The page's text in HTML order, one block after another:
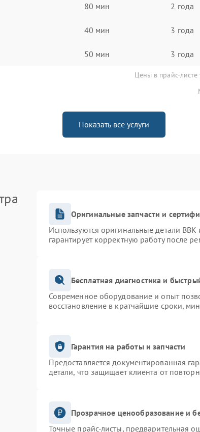
80 мин 2 года
40 мин 3 года
50 мин 3 года
Цены в прайс-листе
Показать все услуги
Оригинальные запчасти и
Используются оригинальные детали
гарантирует корректную работу после
Бесплатная диагностика и
Современное оборудование и опыт
восстановление в кратчайшие сроки,
Гарантия на работы и запчасти
Предоставляется документированная
детали, что защищает клиента от
Прозрачное ценообразование и
Точные прайс-листы, предварительная